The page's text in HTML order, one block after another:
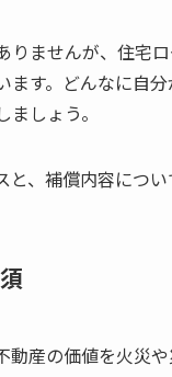
ませんが、住宅
す。どんなに自
しょう。
、補償内容につい
産の価値を火災